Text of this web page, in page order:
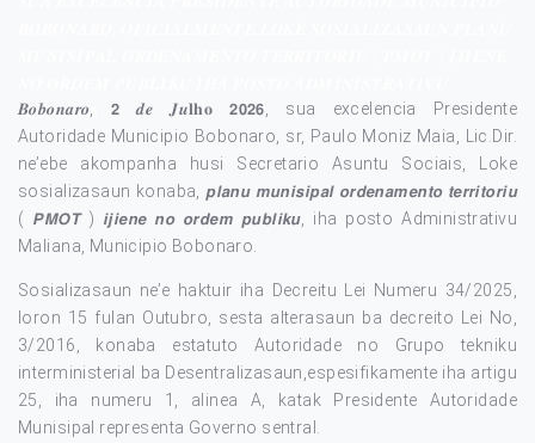
𝑴𝑨𝑳𝑰𝑨𝑵𝑨.
𝑩𝒐𝒃𝒐𝒏𝒂𝒓𝒐, 𝟮 𝒅𝒆 𝑱𝒖𝐥𝐡𝐨 𝟮𝟬𝟮𝟲, sua excelencia Presidente
Autoridade Municipio Bobonaro, sr, Paulo Moniz Maia, Lic.Dir.
ne’ebe akompanha husi Secretario Asuntu Sociais, Loke
sosializasaun konaba, 𝙥𝙡𝙖𝙣𝙪 𝙢𝙪𝙣𝙞𝙨𝙞𝙥𝙖𝙡 𝙤𝙧𝙙𝙚𝙣𝙖𝙢𝙚𝙣𝙩𝙤 𝙩𝙚𝙧𝙧𝙞𝙩𝙤𝙧𝙞𝙪
( 𝙋𝙈𝙊𝙏 ) 𝙞𝙟𝙞𝙚𝙣𝙚 𝙣𝙤 𝙤𝙧𝙙𝙚𝙢 𝙥𝙪𝙗𝙡𝙞𝙠𝙪, iha posto Administrativu
Maliana, Municipio Bobonaro.
Sosializasaun ne’e haktuir iha Decreitu Lei Numeru 34/2025,
loron 15 fulan Outubro, sesta alterasaun ba decreito Lei No,
3/2016, konaba estatuto Autoridade no Grupo tekniku
interministerial ba Desentralizasaun,espesifikamente iha artigu
25, iha numeru 1, alinea A, katak Presidente Autoridade
Munisipal representa Governo sentral.